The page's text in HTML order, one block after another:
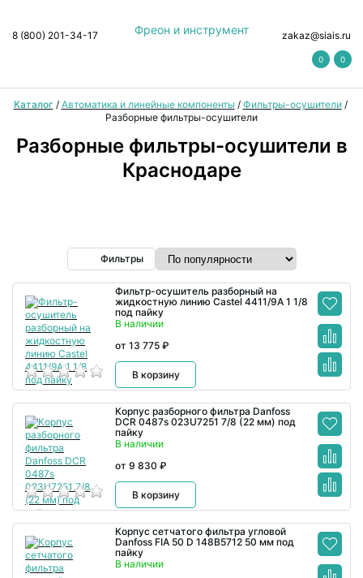
Фреон и инструмент
8 (800) 201-34-17 zakaz@siais.ru
0 0
Каталог / Автоматика и линейные компоненты / Фильтры-осушители/
Разборные фильтры-осушители
Разборные фильтры-осушители в
Краснодаре
Фильтры
Фильтр-осушитель разборный на
жидкостную линию Castel 4411/9A 1 1/8
под пайку
В наличии
от 13 775 ₽
В корзину
Корпус разборного фильтра Danfoss
DCR 0487s 023U7251 7/8 (22 мм) под
пайку
В наличии
от 9 830 ₽
В корзину
Корпус сетчатого фильтра угловой
Danfoss FIA 50 D 148B5712 50 мм под
пайку
В наличии